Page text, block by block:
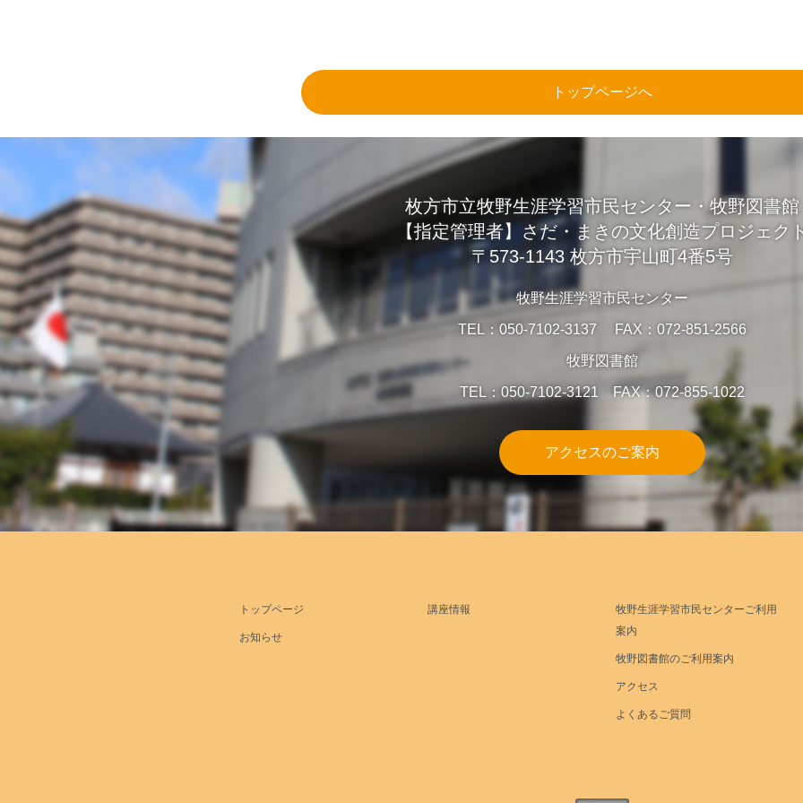
トップページへ
枚方市立牧野生涯学習市民センター・牧野図書館
【指定管理者】さだ・まきの文化創造プロジェク
〒573-1143 枚方市宇山町4番5号
牧野生涯学習市民センター
TEL：050-7102-3137 FAX：072-851-2566
牧野図書館
TEL：050-7102-3121 FAX：072-855-1022
アクセスのご案内
トップページ
お知らせ
講座情報
牧野生涯学習市民センターご利用
案内
牧野図書館のご利用案内
アクセス
よくあるご質問